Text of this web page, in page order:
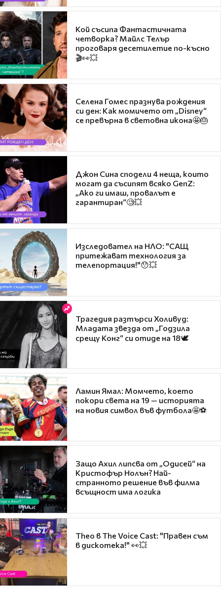
Кой съсипа Фантастичната
четворка? Майлс Телър
проговаря десетилетие по-късно
🎬👀💥
Селена Гомес празнува рождения
си ден: Как момичето от „Disney“
се превърна в световна икона🤩🎂
Джон Сина сподели 4 неща, които
могат да съсипят всяко GenZ:
„Ако ги имаш, провалът е
гарантиран“🧐💥
Изследовател на НЛО: "САЩ
притежават технология за
телепортация!"😯💥
Трагедия разтърси Холивуд:
Младата звезда от „Годзила
срещу Конг“ си отиде на 18🕊️
Ламин Ямал: Момчето, което
покори света на 19 — историята
на новия символ във футбола🤩⚽
Защо Ахил липсва от „Одисей“ на
Кристофър Нолън? Най-
странното решение във филма
всъщност има логика
Theo в The Voice Cast: "Правен съм
в дискотека!" 👀💥